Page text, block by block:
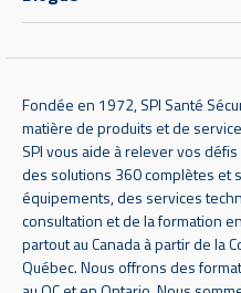
Fondée en 1972, SPI Santé
matière de produits et de
SPI vous aide à relever vos
des solutions 360 complètes et
équipements, des services
consultation et de la formation
partout au Canada à partir de la
Québec. Nous offrons des